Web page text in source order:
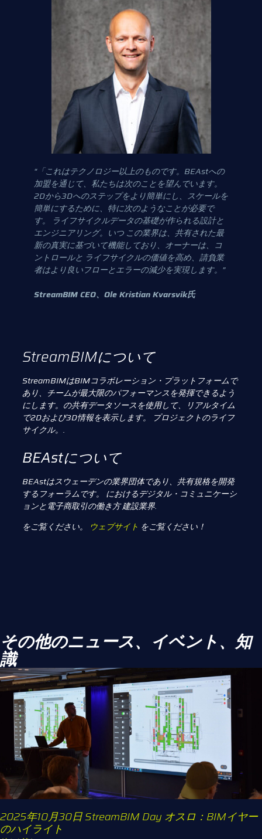
“「これはテクノロジー以上のものです。BEAstへの
加盟を通じて、私たちは次のことを望んでいます。
2Dから3Dへのステップをより簡単にし、スケールを
簡単にするために、特に次のようなことが必要で
す。
ライフサイクルデータの基礎が作られる設計と
エンジニアリング。いつ この業界は、共有された最
新の真実に基づいて機能しており、オーナーは、コ
ントロールと ライフサイクルの価値を高め、請負業
者はより良いフローとエラーの減少を実現します。”
StreamBIM CEO、Ole Kristian Kvarsvik氏
StreamBIMについて
StreamBIMはBIMコラボレーション・プラットフォームで
あり、チームが最大限のパフォーマンスを発揮できるよう
にします。 の共有データソースを使用して、リアルタイム
で2Dおよび3D情報を表示します。
プロジェクトのライフ
サイクル。.
BEAstについて
BEAstはスウェーデンの業界団体であり、共有規格を開発
するフォーラムです。 におけるデジタル・コミュニケーシ
ョンと電子商取引の働き方建設業界.
をご覧ください。 ウェブサイト をご覧ください！
その他のニュース、イベント、知
識
2025年10月30日 StreamBIM Day オスロ：BIMイヤー
のハイライト